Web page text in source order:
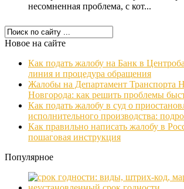
несомненная проблема, с кот...
Новое на сайте
Как подать жалобу на Банк в
линия и процедура обращения
Жалобы на Департамент Транспорта
Новгорода: как решить проблемы
Как подать жалобу в суд о
исполнительного производства:
Как правильно написать жалобу в
пошаговая инструкция
Популярное